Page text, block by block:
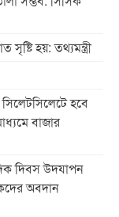
হয়: তথ্যমন্ত্রী
হবে
বাজার
দিবস উদযাপন
অবদান